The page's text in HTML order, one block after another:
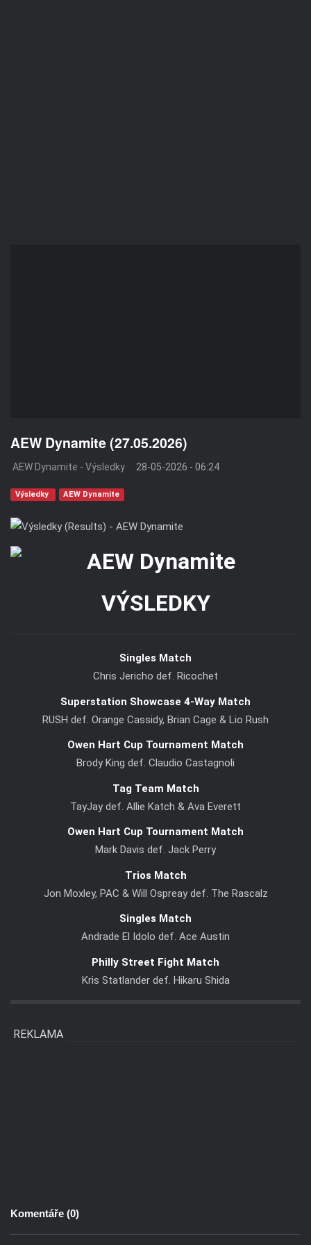
AEW Dynamite (27.05.2026)
AEW Dynamite - Výsledky 28-05-2026 - 06:24
Výsledky AEW Dynamite
VÝSLEDKY
Singles Match
Chris Jericho def. Ricochet
Superstation Showcase 4-Way Match
RUSH def. Orange Cassidy, Brian Cage & Lio Rush
Owen Hart Cup Tournament Match
Brody King def. Claudio Castagnoli
Tag Team Match
TayJay def. Allie Katch & Ava Everett
Owen Hart Cup Tournament Match
Mark Davis def. Jack Perry
Trios Match
Jon Moxley, PAC & Will Ospreay def. The Rascalz
Singles Match
Andrade El Idolo def. Ace Austin
Philly Street Fight Match
Kris Statlander def. Hikaru Shida
REKLAMA
Komentáře (0)